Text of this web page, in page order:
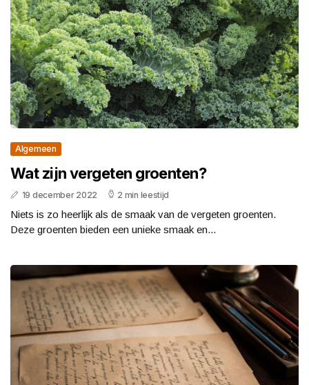
Algemeen
Wat zijn vergeten groenten?
19 december 2022 2 min leestijd
Niets is zo heerlijk als de smaak van de vergeten groenten.
Deze groenten bieden een unieke smaak en...